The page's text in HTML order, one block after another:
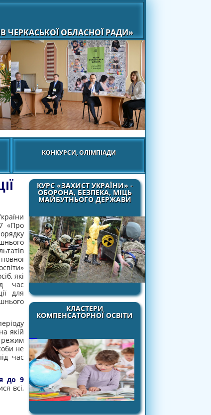
ЧЕРКАСЬКОЇ ОБЛАСНОЇ РАДИ»
КОНКУРСИ, ОЛІМПІАДИ
КУРС «ЗАХИСТ УКРАЇНИ» -
ОБОРОНА, БЕЗПЕКА, МІЦЬ
МАЙБУТНЬОГО ДЕРЖАВИ
КЛАСТЕРИ
КОМПЕНСАТОРНОЇ ОСВІТИ
«Про
які
час
для
якій
не
час
до 9
всі,